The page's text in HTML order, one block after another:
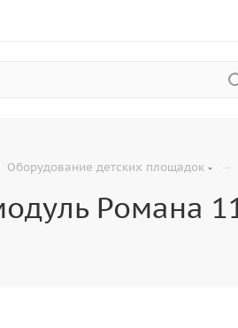
Оборудование детских площадок —
Романа